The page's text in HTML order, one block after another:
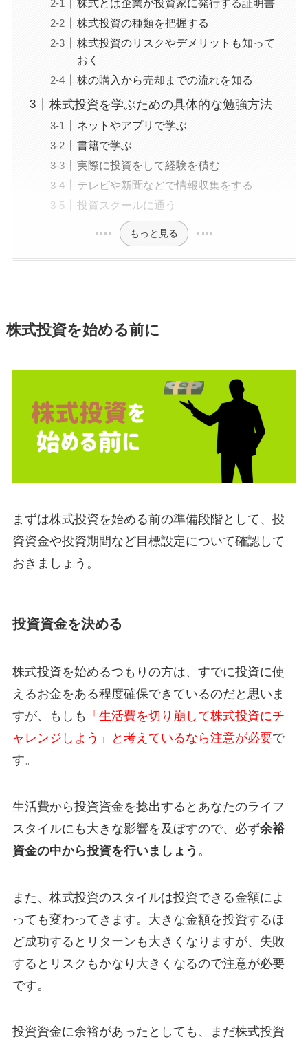
株式とは企業が投資家に発行する証明書
株式投資の種類を把握する
株式投資のリスクやデメリットも知って
おく
株の購入から売却までの流れを知る
株式投資を学ぶための具体的な勉強方法
ネットやアプリで学ぶ
書籍で学ぶ
実際に投資をして経験を積む
テレビや新聞などで情報収集をする
投資スクールに通う
もっと見る
株式投資を始める前に
まずは株式投資を始める前の準備段階として、投
資資金や投資期間など目標設定について確認して
おきましょう。
投資資金を決める
株式投資を始めるつもりの方は、すでに投資に使
えるお金をある程度確保できているのだと思いま
すが、もしも
「生活費を切り崩して株式投資にチ
ャレンジしよう」と考えているなら注意が必要で
す。
生活費から投資資金を捻出するとあなたのライフ
スタイルにも大きな影響を及ぼすので、必ず余裕
資金の中から投資を行いましょう 。
また、株式投資のスタイルは投資できる金額によ
っても変わってきます。大きな金額を投資するほ
ど成功するとリターンも大きくなりますが、失敗
するとリスクもかなり大きくなるので注意が必要
です。
投資資金に余裕があったとしても、まだ株式投資